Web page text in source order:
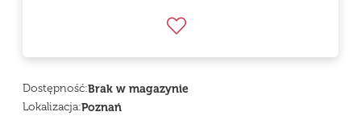
Dostępność:Brak w magazynie
Lokalizacja:Poznań